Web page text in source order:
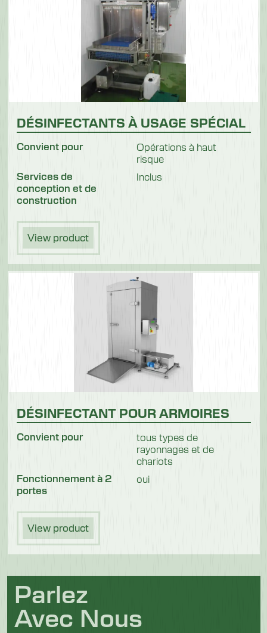
DÉSINFECTANTS À USAGE SPÉCIAL
Convient pour
Opérations à haut
risque
Services de
conception et de
construction
Inclus
View product
DÉSINFECTANT POUR ARMOIRES
Convient pour
tous types de
rayonnages et de
chariots
Fonctionnement à 2
portes
oui
View product
Parlez
Avec Nous